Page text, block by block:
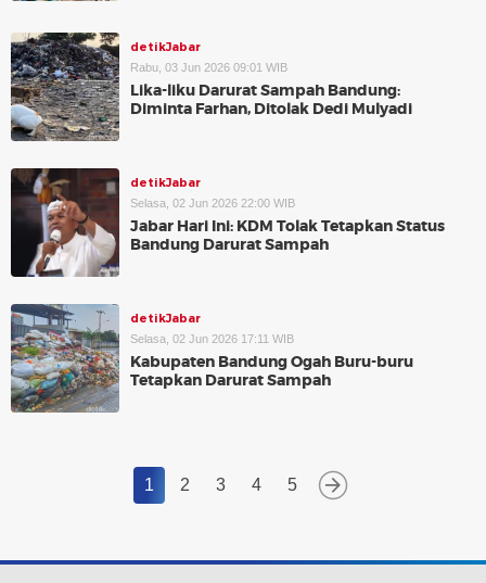
detikJabar
Rabu, 03 Jun 2026 09:01 WIB
Lika-liku Darurat Sampah Bandung:
Diminta Farhan, Ditolak Dedi Mulyadi
detikJabar
Selasa, 02 Jun 2026 22:00 WIB
Jabar Hari Ini: KDM Tolak Tetapkan Status
Bandung Darurat Sampah
detikJabar
Selasa, 02 Jun 2026 17:11 WIB
Kabupaten Bandung Ogah Buru-buru
Tetapkan Darurat Sampah
1 2 3 4 5